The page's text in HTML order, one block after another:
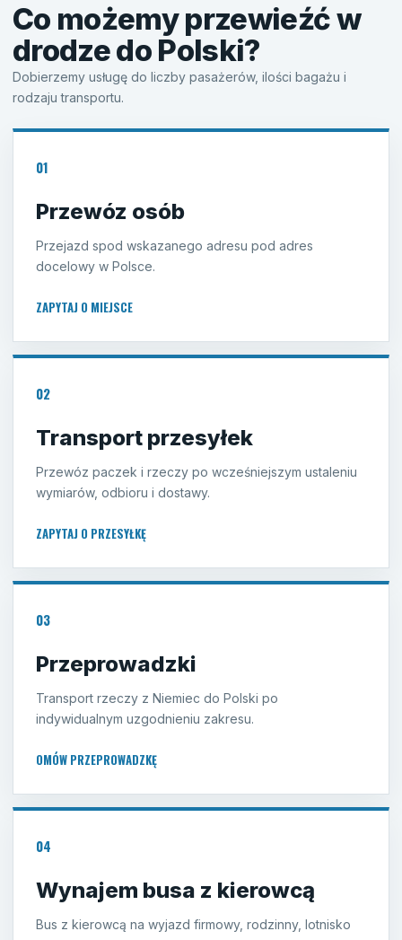
Co możemy przewieźć w
drodze do Polski?
Dobierzemy usługę do liczby pasażerów, ilości bagażu i
rodzaju transportu.
01
Przewóz osób
Przejazd spod wskazanego adresu pod adres
docelowy w Polsce.
ZAPYTAJ O MIEJSCE
02
Transport przesyłek
Przewóz paczek i rzeczy po wcześniejszym ustaleniu
wymiarów, odbioru i dostawy.
ZAPYTAJ O PRZESYŁKĘ
03
Przeprowadzki
Transport rzeczy z Niemiec do Polski po
indywidualnym uzgodnieniu zakresu.
OMÓW PRZEPROWADZKĘ
04
Wynajem busa z kierowcą
Bus z kierowcą na wyjazd firmowy, rodzinny, lotnisko